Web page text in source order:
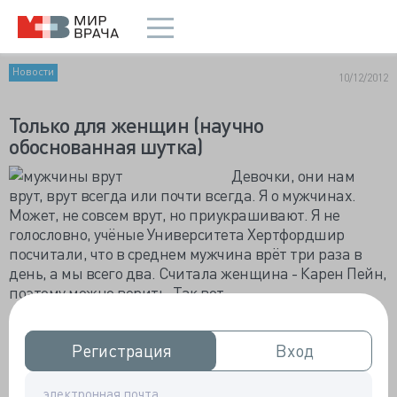
Регистрация
Регистрация Вход
Вход
Новости 10/12/2012
Только для женщин (научно
обоснованная шутка)
Девочки, они нам
врут, врут всегда или почти всегда. Я о мужчинах.
Может, не совсем врут, но приукрашивают. Я не
голословно, учёные Университета Хертфордшир
посчитали, что в среднем мужчина врёт три раза в
день, а мы всего два. Считала женщина - Карен Пейн,
поэтому можно верить. Так вот,
среднестатистический мужчина врёт 1092 раза в год,
а мы только 728.
Наша ложь безобидна, даже нельзя назвать